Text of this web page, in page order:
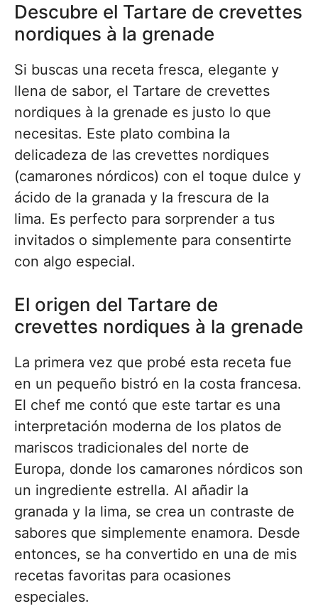
Descubre el Tartare de crevettes
nordiques à la grenade
Si buscas una receta fresca, elegante y
llena de sabor, el Tartare de crevettes
nordiques à la grenade es justo lo que
necesitas. Este plato combina la
delicadeza de las crevettes nordiques
(camarones nórdicos) con el toque dulce y
ácido de la granada y la frescura de la
lima. Es perfecto para sorprender a tus
invitados o simplemente para consentirte
con algo especial.
El origen del Tartare de
crevettes nordiques à la grenade
La primera vez que probé esta receta fue
en un pequeño bistró en la costa francesa.
El chef me contó que este tartar es una
interpretación moderna de los platos de
mariscos tradicionales del norte de
Europa, donde los camarones nórdicos son
un ingrediente estrella. Al añadir la
granada y la lima, se crea un contraste de
sabores que simplemente enamora. Desde
entonces, se ha convertido en una de mis
recetas favoritas para ocasiones
especiales.